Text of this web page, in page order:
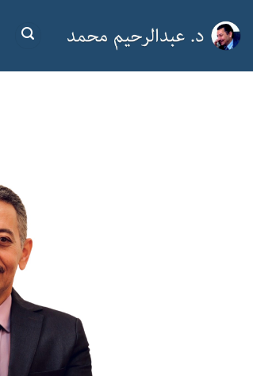
للمحتوى